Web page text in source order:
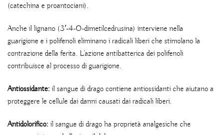
(catechina e proantociani).
Anche il lignano (3′-4-O-dimetilcedrusina) interviene nella
guarigione e i polifenoli eliminano i radicali liberi che stimolano la
contrazione della ferita. L’azione antibatterica dei polifenoli
contribuisce al processo di guarigione.
Antiossidante: il sangue di drago contiene antiossidanti che aiutano a
proteggere le cellule dai danni causati dai radicali liberi.
Antidolorifico: il sangue di drago ha proprietà analgesiche che